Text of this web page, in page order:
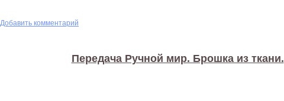
Добавить комментарий
Передача Ручной мир. Брошка из ткани.